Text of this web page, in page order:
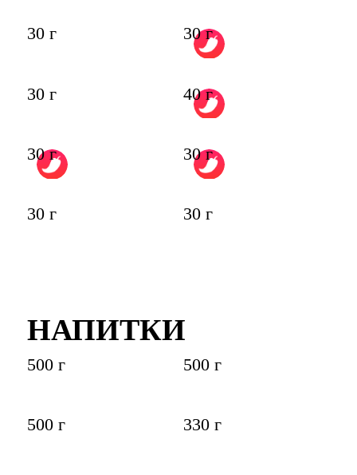
30 г 30 г
30 г 40 г
30 г 30 г
30 г 30 г
НАПИТКИ
500 г 500 г
500 г 330 г